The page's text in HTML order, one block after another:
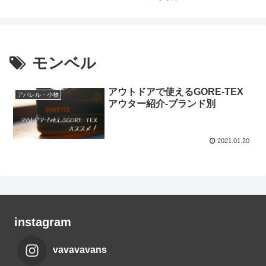
モンベル
アパレル・小物
アウトドアで使えるGORE-TEX
アウター紹介-ブランド別
2021.01.20
instagram
vavavavans